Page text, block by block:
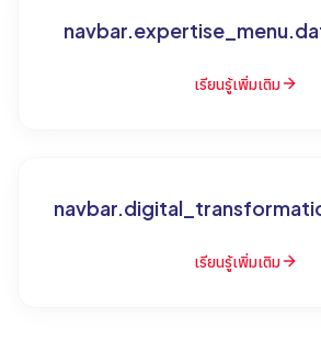
เรียนรู้เพิ่มเติม
เรียนรู้เพิ่มเติม